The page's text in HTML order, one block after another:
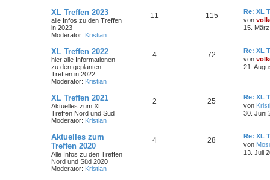
XL Treffen 2023
alle Infos zu den Treffen
in 2023
Moderator: Kristian
11 115
Re: XL
von
15.
XL Treffen 2022
hier alle Informationen
zu den geplanten
Treffen in 2022
Moderator: Kristian
4 72
Re: XL
von
21.
XL Treffen 2021
Aktuelles zum XL
Treffen Nord und Süd
Moderator: Kristian
2 25
Re: XL
von
30. Juni
Aktuelles zum
Treffen 2020
Alle Infos zu den Treffen
Nord und Süd 2020
Moderator: Kristian
4 28
Re: XL
von
13. Juli